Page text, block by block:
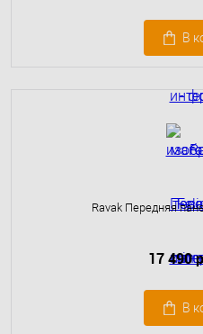
В
Ravak Передняя
17 490
В